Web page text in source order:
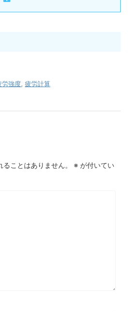
労強度 疲労計算
ことはありません。 ※ が付いてい